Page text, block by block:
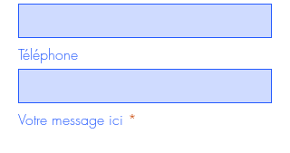
Téléphone
Votre message ici